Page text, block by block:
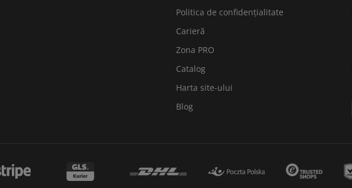
Politica de confidențialitate
Carieră
Zona PRO
Catalog
Harta site-ului
Blog